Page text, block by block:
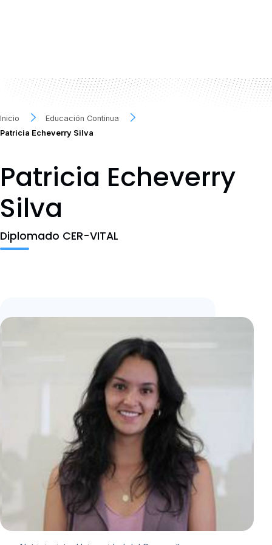
Inicio
Educación Continua
Patricia Echeverry Silva
Patricia Echeverry
Silva
Diplomado CER-VITAL